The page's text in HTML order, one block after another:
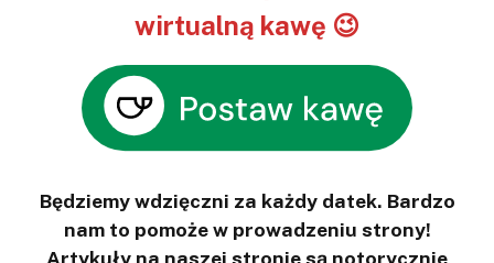
wirtualną kawę 😉
Będziemy wdzięczni za każdy datek. Bardzo
nam to pomoże w prowadzeniu strony!
Artykuły na naszej stronie są notorycznie